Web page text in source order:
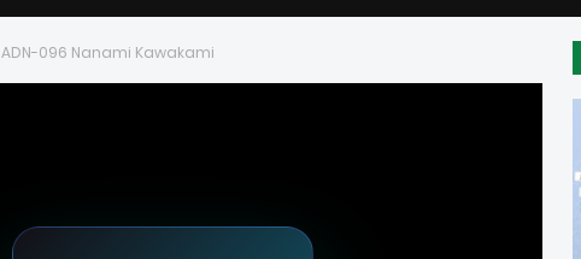
ADN-096 Nanami Kawakami